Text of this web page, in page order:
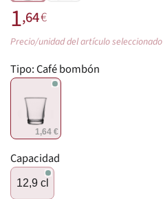
1,64€
Precio/unidad del artículo seleccionado
Tipo:Café bombón
1,64 €
Capacidad
12,9 cl